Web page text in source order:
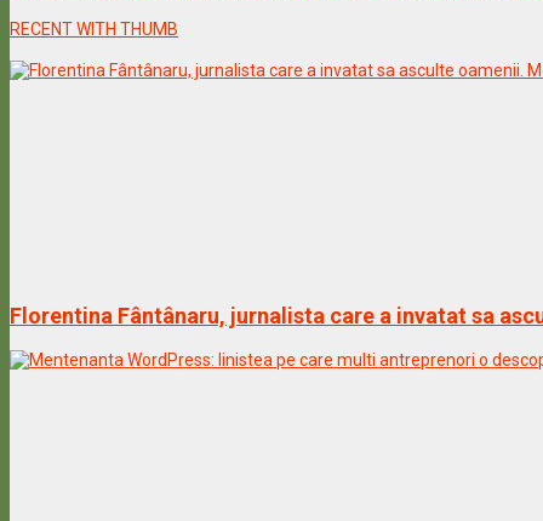
RECENT WITH THUMB
Florentina Fântânaru, jurnalista care a invatat sa